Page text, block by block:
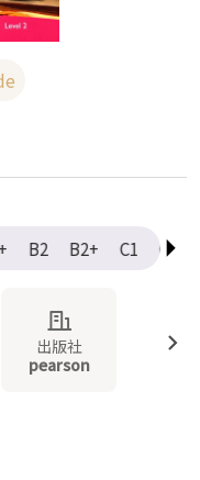
B2 B2+ C1 C1+
出版社
pearson